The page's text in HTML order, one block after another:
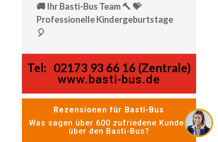
🚚 Ihr Basti-Bus Team 🔨 💝
Professionelle Kindergeburtstage
🎈
Tel: 02173 93 66 16 (Zentrale)
www.basti-bus.de
Rezensionen für Basti-Bus
Was sagen über 600 zufriedene Kunden
über den Basti-Bus?